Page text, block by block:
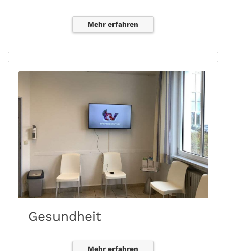
Mehr erfahren
Gesundheit
Mehr erfahren